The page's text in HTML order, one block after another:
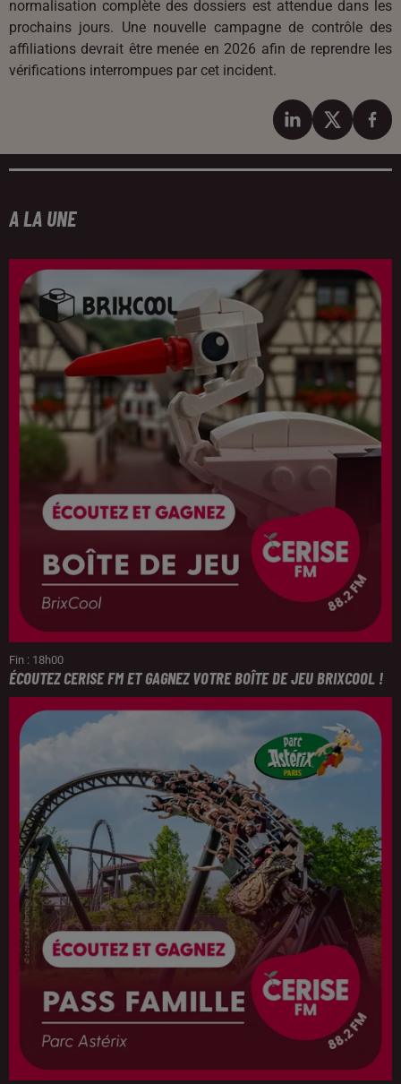
normalisation complète des dossiers est attendue dans les
prochains jours. Une nouvelle campagne de contrôle des
affiliations devrait être menée en 2026 afin de reprendre les
vérifications interrompues par cet incident.
A LA UNE
Fin : 18h00
ÉCOUTEZ CERISE FM ET GAGNEZ VOTRE BOÎTE DE JEU BRIXCOOL !